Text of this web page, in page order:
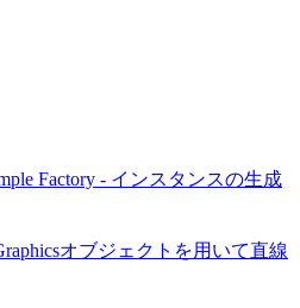
Factory - インスタンスの生成
オブジェクトを用いて直線